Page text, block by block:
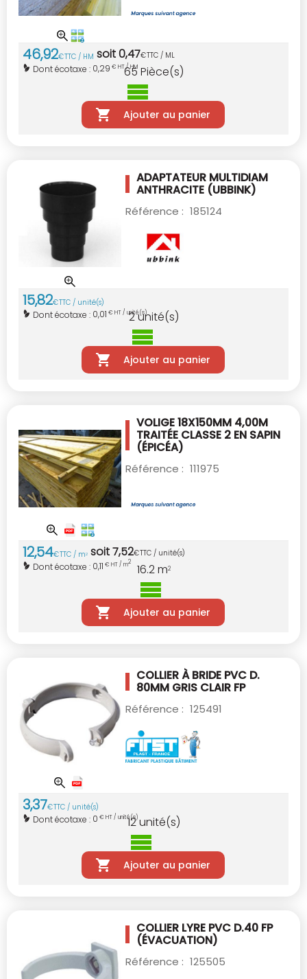
46,92€TTC / HM soit0,47€TTC / ML
Dont écotaxe : 0,29 € HT / HM
65Pièce(s)
Ajouter au panier
ADAPTATEUR MULTIDIAM
ANTHRACITE (UBBINK)
Référence : 185124
15,82€TTC / unité(s)
Dont écotaxe : 0,01 € HT / unité(s)
2unité(s)
Ajouter au panier
VOLIGE 18X150MM 4,00M
TRAITÉE CLASSE 2 EN SAPIN
(ÉPICÉA)
Référence : 111975
12,54€TTC / m2 soit7,52€TTC / unité(s)
Dont écotaxe : 0,11 € HT / m2 16.2m2
Ajouter au panier
COLLIER À BRIDE PVC D.
80MM GRIS CLAIR FP
Référence : 125491
3,37€TTC / unité(s)
Dont écotaxe : 0 € HT / unité(s)
12unité(s)
Ajouter au panier
COLLIER LYRE PVC D.40 FP
(ÉVACUATION)
Référence : 125505